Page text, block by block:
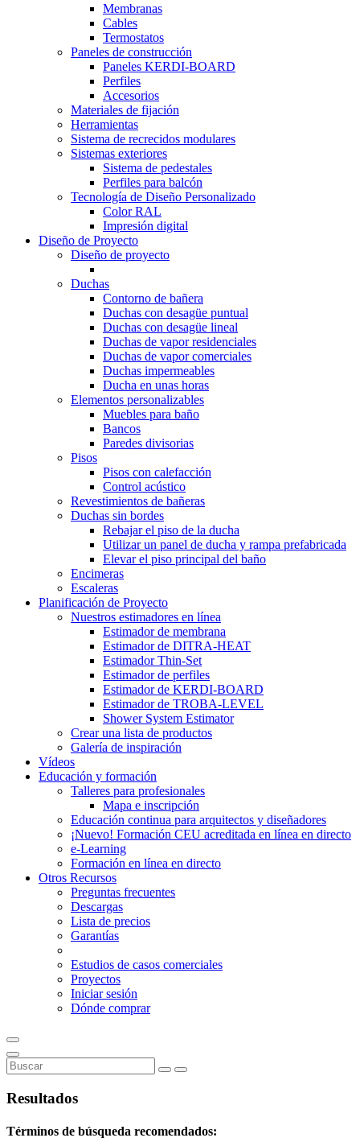
Membranas
Cables
Termostatos
Paneles de construcción
Paneles KERDI-BOARD
Perfiles
Accesorios
Materiales de fijación
Herramientas
Sistema de recrecidos modulares
Sistemas exteriores
Sistema de pedestales
Perfiles para balcón
Tecnología de Diseño Personalizado
Color RAL
Impresión digital
Diseño de Proyecto
Diseño de proyecto
Duchas
Contorno de bañera
Duchas con desagüe puntual
Duchas con desagüe lineal
Duchas de vapor residenciales
Duchas de vapor comerciales
Duchas impermeables
Ducha en unas horas
Elementos personalizables
Muebles para baño
Bancos
Paredes divisorias
Pisos
Pisos con calefacción
Control acústico
Revestimientos de bañeras
Duchas sin bordes
Rebajar el piso de la ducha
Utilizar un panel de ducha y rampa prefabricada
Elevar el piso principal del baño
Encimeras
Escaleras
Planificación de Proyecto
Nuestros estimadores en línea
Estimador de membrana
Estimador de DITRA-HEAT
Estimador Thin-Set
Estimador de perfiles
Estimador de KERDI-BOARD
Estimador de TROBA-LEVEL
Shower System Estimator
Crear una lista de productos
Galería de inspiración
Vídeos
Educación y formación
Talleres para profesionales
Mapa e inscripción
Educación continua para arquitectos y diseñadores
¡Nuevo! Formación CEU acreditada en línea en directo
e-Learning
Formación en línea en directo
Otros Recursos
Preguntas frecuentes
Descargas
Lista de precios
Garantías
Estudios de casos comerciales
Proyectos
Iniciar sesión
Dónde comprar
Resultados
Términos de búsqueda recomendados: